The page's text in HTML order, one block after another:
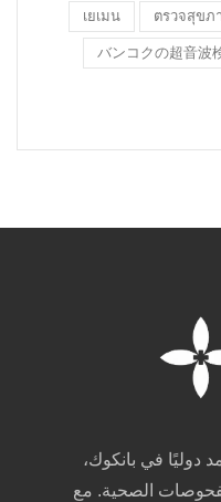
ตรวจสุขภ
เยเมน
バンコクの超音波
في بانكوك،
الصحية. مع